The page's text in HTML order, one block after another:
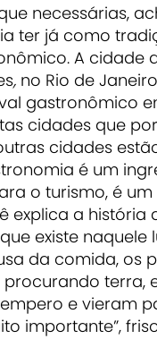
necessárias,
ter já como
A cidade
, no Rio de
gastronômico
cidades que
cidades
é um
o turismo, é
explica a história
existe naquele
da comida, os
terra,
e vieram
importante”,